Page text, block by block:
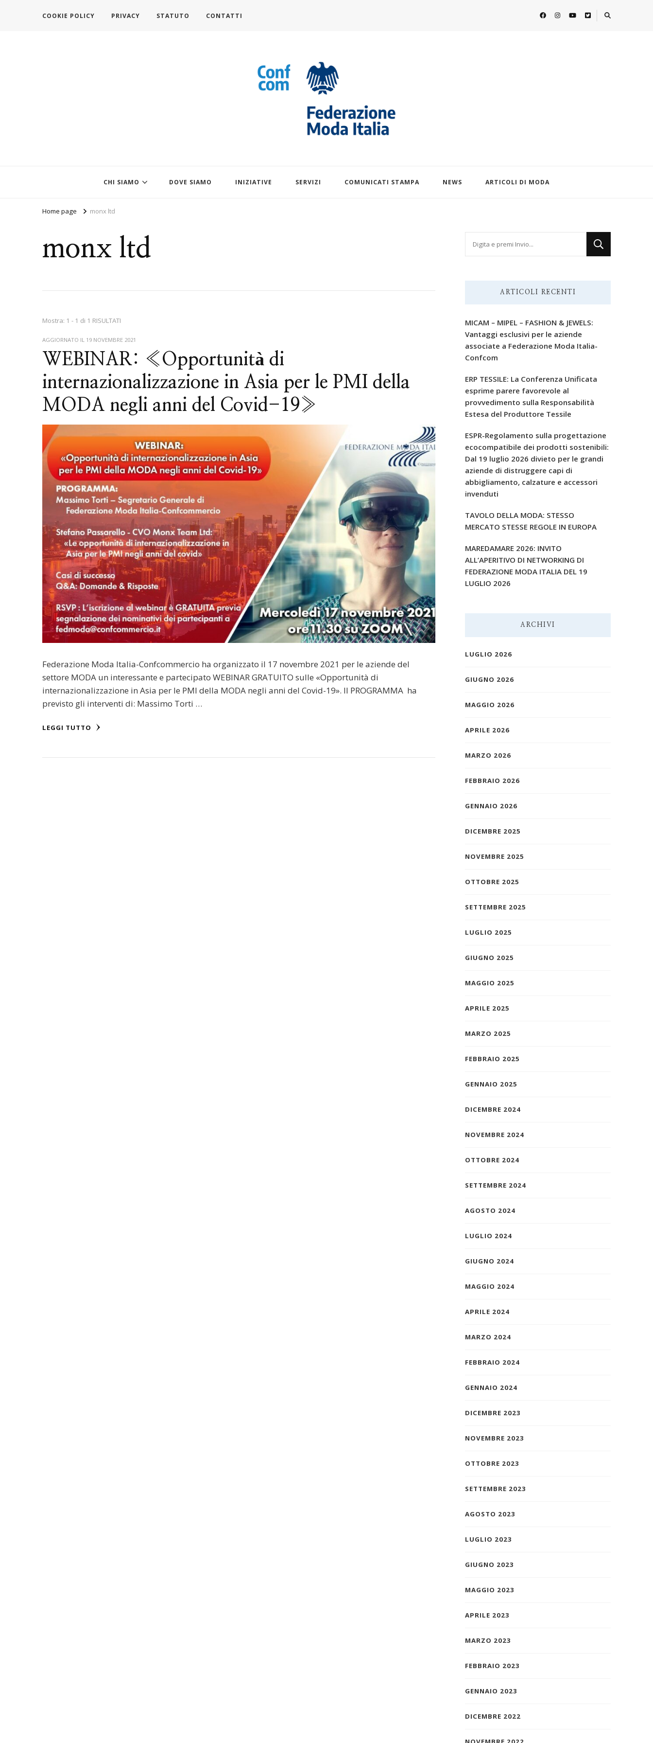
COOKIE POLICY PRIVACY STATUTO CONTATTI
CHI SIAMO DOVE SIAMO INIZIATIVE SERVIZI COMUNICATI STAMPA NEWS ARTICOLI DI MODA
Home page monx ltd
monx ltd
Mostra: 1 - 1 di 1 RISULTATI
AGGIORNATO IL 19 NOVEMBRE 2021
WEBINAR: «Opportunità di
internazionalizzazione in Asia per le PMI della
MODA negli anni del Covid-19»
Federazione Moda Italia-Confcommercio ha organizzato il 17 novembre 2021 per le aziende del
settore MODA un interessante e partecipato WEBINAR GRATUITO sulle «Opportunità di
internazionalizzazione in Asia per le PMI della MODA negli anni del Covid-19». Il PROGRAMMA ha
previsto gli interventi di: Massimo Torti …
LEGGI TUTTO
ARTICOLI RECENTI
MICAM – MIPEL – FASHION & JEWELS:
Vantaggi esclusivi per le aziende
associate a Federazione Moda Italia-
Confcom
ERP TESSILE: La Conferenza Unificata
esprime parere favorevole al
provvedimento sulla Responsabilità
Estesa del Produttore Tessile
ESPR-Regolamento sulla progettazione
ecocompatibile dei prodotti sostenibili:
Dal 19 luglio 2026 divieto per le grandi
aziende di distruggere capi di
abbigliamento, calzature e accessori
invenduti
TAVOLO DELLA MODA: STESSO
MERCATO STESSE REGOLE IN EUROPA
MAREDAMARE 2026: INVITO
ALL’APERITIVO DI NETWORKING DI
FEDERAZIONE MODA ITALIA DEL 19
LUGLIO 2026
ARCHIVI
LUGLIO 2026
GIUGNO 2026
MAGGIO 2026
APRILE 2026
MARZO 2026
FEBBRAIO 2026
GENNAIO 2026
DICEMBRE 2025
NOVEMBRE 2025
OTTOBRE 2025
SETTEMBRE 2025
LUGLIO 2025
GIUGNO 2025
MAGGIO 2025
APRILE 2025
MARZO 2025
FEBBRAIO 2025
GENNAIO 2025
DICEMBRE 2024
NOVEMBRE 2024
OTTOBRE 2024
SETTEMBRE 2024
AGOSTO 2024
LUGLIO 2024
GIUGNO 2024
MAGGIO 2024
APRILE 2024
MARZO 2024
FEBBRAIO 2024
GENNAIO 2024
DICEMBRE 2023
NOVEMBRE 2023
OTTOBRE 2023
SETTEMBRE 2023
AGOSTO 2023
LUGLIO 2023
GIUGNO 2023
MAGGIO 2023
APRILE 2023
MARZO 2023
FEBBRAIO 2023
GENNAIO 2023
DICEMBRE 2022